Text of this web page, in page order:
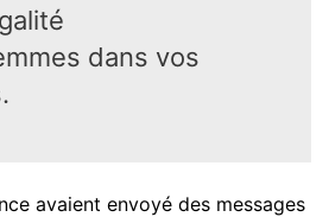
dans vos
avaient envoyé des messages